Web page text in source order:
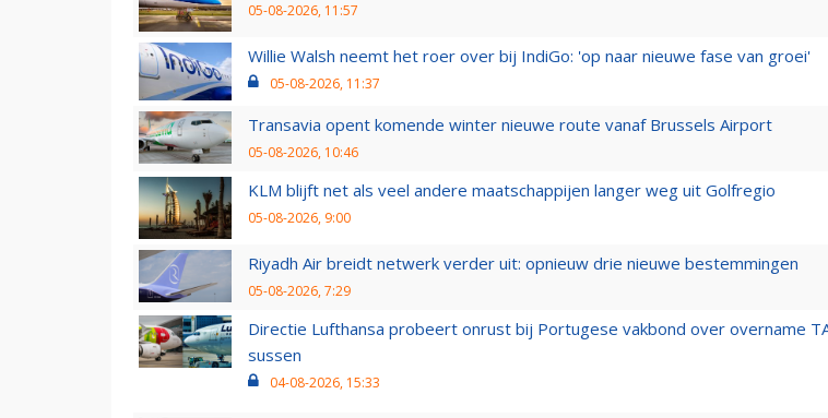
05-08-2026, 11:57
Willie Walsh neemt het roer over bij IndiGo: 'op naar nieuwe fase van groei'
05-08-2026, 11:37
Transavia opent komende winter nieuwe route vanaf Brussels Airport
05-08-2026, 10:46
KLM blijft net als veel andere maatschappijen langer weg uit Golfregio
05-08-2026, 9:00
Riyadh Air breidt netwerk verder uit: opnieuw drie nieuwe bestemmingen
05-08-2026, 7:29
Directie Lufthansa probeert onrust bij Portugese vakbond over overname
sussen
04-08-2026, 15:33